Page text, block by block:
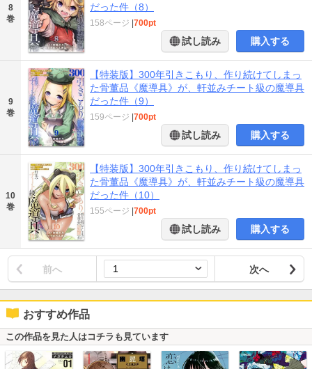
8
巻
だった件（8）
158ページ |700pt
試し読み 購入する
9
巻
【特装版】300年引きこもり、作り続けてしまっ
た骨董品《魔導具》が、軒並みチート級の魔導具
だった件（9）
159ページ |700pt
試し読み 購入する
10
巻
【特装版】300年引きこもり、作り続けてしまっ
た骨董品《魔導具》が、軒並みチート級の魔導具
だった件（10）
155ページ |700pt
試し読み 購入する
前へ 次へ
おすすめ作品
この作品を見た人はコチラも見ています